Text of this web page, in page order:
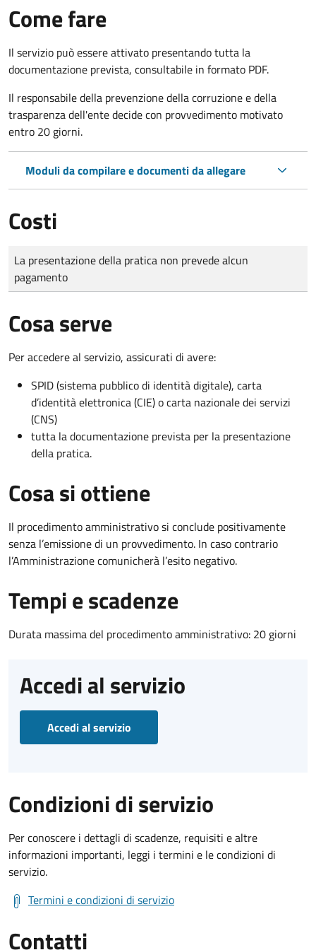
Come fare
Il servizio può essere attivato presentando tutta la
documentazione prevista, consultabile in formato PDF.
Il responsabile della prevenzione della corruzione e della
trasparenza dell'ente decide con provvedimento motivato
entro 20 giorni.
Moduli da compilare e documenti da allegare
Costi
Tipo di pagamento
Importo
La presentazione della pratica non prevede alcun
pagamento
Cosa serve
Per accedere al servizio, assicurati di avere:
SPID (sistema pubblico di identità digitale), carta
d’identità elettronica (CIE) o carta nazionale dei servizi
(CNS)
tutta la documentazione prevista per la presentazione
della pratica.
Cosa si ottiene
Il procedimento amministrativo si conclude positivamente
senza l’emissione di un provvedimento. In caso contrario
l’Amministrazione comunicherà l’esito negativo.
Tempi e scadenze
Durata massima del procedimento amministrativo: 20 giorni
Accedi al servizio
Accedi al servizio
Condizioni di servizio
Per conoscere i dettagli di scadenze, requisiti e altre
informazioni importanti, leggi i termini e le condizioni di
servizio.
Termini e condizioni di servizio
Contatti